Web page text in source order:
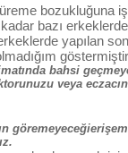
bozukluğuna
bazı
yapılan
bahsi
veya